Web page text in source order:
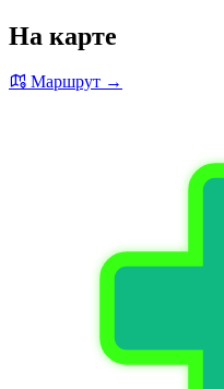
На карте
Маршрут →